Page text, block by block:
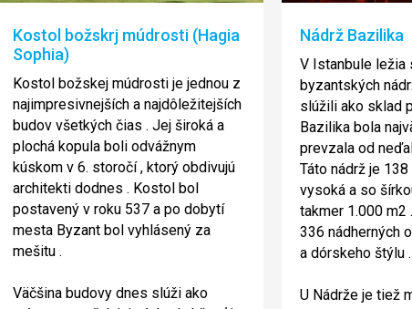
Kostol božskrj múdrosti (Hagia
Sophia)
Kostol božskej múdrosti je jednou z
najimpresivnejších a najdôležitejších
budov všetkých čias . Jej široká a
plochá kopula boli odvážnym
kúskom v 6. storočí , ktorý obdivujú
architekti dodnes . Kostol bol
postavený v roku 537 a po dobytí
mesta Byzant bol vyhlásený za
mešitu .
Väčšina budovy dnes slúži ako
Nádrž Bazilika
V Istanbule ležia
byzantských
slúžili ako sklad
Bazilika bola
prevzala od
Táto nádrž je
vysoká a so
takmer 1.000 m2
336 nádherných
a dórskeho štýlu .
U Nádrže je tiež